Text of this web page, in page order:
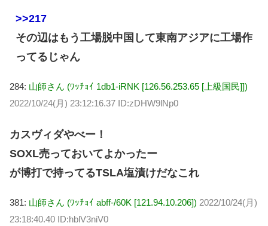
>>217
その辺はもう工場脱中国して東南アジアに工場作
ってるじゃん
284: 山師さん (ﾜｯﾁｮｲ 1db1-iRNK [126.56.253.65 [上級国民]])
2022/10/24(月) 23:12:16.37 ID:zDHW9lNp0
カスヴィダやべー！
SOXL売っておいてよかったー
が博打で持ってるTSLA塩漬けだなこれ
381: 山師さん (ﾜｯﾁｮｲ abff-/60K [121.94.10.206]) 2022/10/24(月)
23:18:40.40 ID:hblV3niV0